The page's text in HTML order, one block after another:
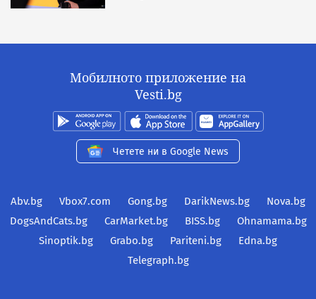
Мобилното приложение на
Vesti.bg
Четете ни в Google News
Abv.bg Vbox7.com Gong.bg DarikNews.bg
Nova.bg
DogsAndCats.bg
CarMarket.bg BISS.bg
Ohnamama.bg
Sinoptik.bg
Grabo.bg Pariteni.bg
Edna.bg
Telegraph.bg